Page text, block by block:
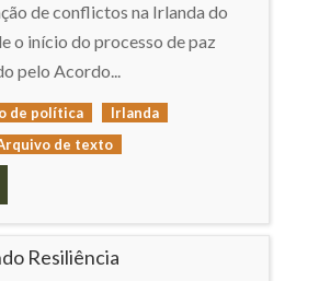
de conflictos na Irlanda do
o início do processo de paz
pelo Acordo...
de política
Irlanda
de texto
Resiliência